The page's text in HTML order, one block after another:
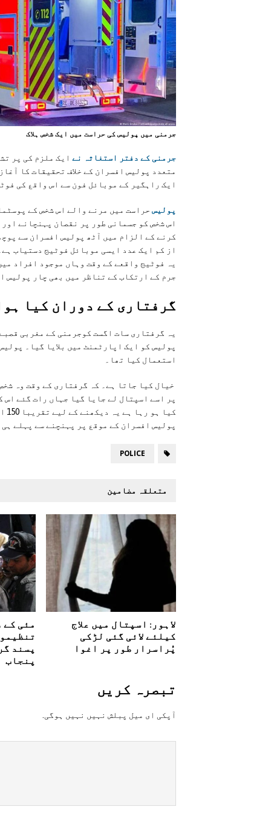
جرمنی ميں پوليس کی حراست ميں ايک شخص ہلاک
جرمنی کے دفتر استغاثہ نے ایک ملزم کی پر
متعدد پولیس افسران کے خلاف تحقیقات کا
ایک راہگیر کے موبائل فون سے اس واقع کی
پولیس حراست میں مرنے والے اس شخص کے
اس شخص کو جسمانی طور پر نقصان پہنچانے
کرنے کے الزام میں آٹھ پولیس افسران سے
از کم ایک عدد ایسی موبائل فوٹیج دستیاب
یہ فوٹیج واقعے کے وقت وہاں موجود افراد
جرم کے ارتکاب کے تناظر میں بھی چار پولیس
گرفتاری کے دوران کیا
یہ گرفتاری سات اگست کوجرمنی کے مغربی
پولیس کو ایک اپارٹمنٹ میں بلایا گیا۔
استعمال کیا تھا۔
خیال کیا جاتا ہے۔ کہ گرفتاری کے وقت وہ
پر اسے اسپتال لے جایا گیا جہاں رات گئے
پولیس افسران کے موقع پر پہنچنے سے پہلے ہی
POLICE
متعلقہ مضامین
لاہور: اسپتال میں علاج
کیلئے لائی گئی لڑکی
پُراسرار طور پر اغوا
مئی کے
پسند
پنجاب
تبصرہ کريں
آپکی ای ميل پبلش نہيں نہيں ہوگی.